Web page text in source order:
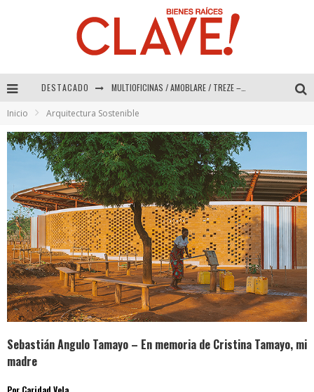
DESTACADO
ADRIANA HOYOS DESIGN STUDIO – Especial Interiorismo & Decoración 2026
MULTIOFICINAS / AMOBLARE / TREZE – Especial Interiorismo & Decoración 2026
Inicio Arquitectura Sostenible
Sebastián Angulo Tamayo – En memoria de Cristina Tamayo, mi
madre
Por Caridad Vela